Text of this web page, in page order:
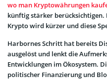
wo man Kryptowährungen
künftig stärker berücksichtigen.
Krypto wird kürzer und diese
Harbornes Schritt hat bereits
ausgelöst und lenkt die
Entwicklungen im Ökosystem.
politischer Finanzierung und